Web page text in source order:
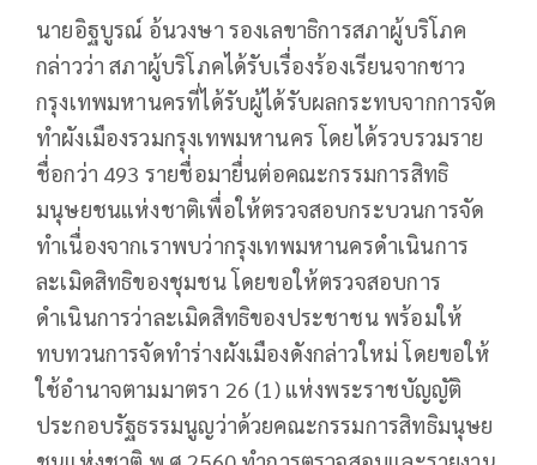
นายอิฐบูรณ์ อ้นวงษา รองเลขาธิการสภาผู้บริโภค
กล่าวว่า สภาผู้บริโภคได้รับเรื่องร้องเรียนจากชาว
กรุงเทพมหานครที่ได้รับผู้ได้รับผลกระทบจากการจัด
ทำผังเมืองรวมกรุงเทพมหานคร โดยได้รวบรวมราย
ชื่อกว่า 493 รายชื่อมายื่นต่อคณะกรรมการสิทธิ
มนุษยชนแห่งชาติเพื่อให้ตรวจสอบกระบวนการจัด
ทำเนื่องจากเราพบว่ากรุงเทพมหานครดำเนินการ
ละเมิดสิทธิของชุมชน โดยขอให้ตรวจสอบการ
ดำเนินการว่าละเมิดสิทธิของประชาชน พร้อมให้
ทบทวนการจัดทำร่างผังเมืองดังกล่าวใหม่ โดยขอให้
ใช้อำนาจตามมาตรา 26 (1) แห่งพระราชบัญญัติ
ประกอบรัฐธรรมนูญว่าด้วยคณะกรรมการสิทธิมนุษย